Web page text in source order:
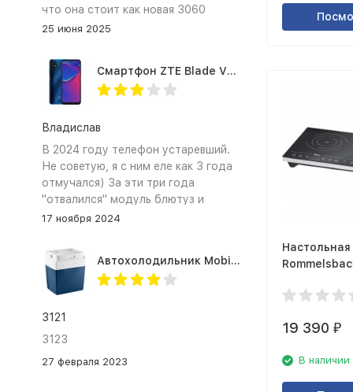
19 390 ₽
В наличии
что она стоит как новая 3060
25 июня 2025
Смартфон ZTE Blade V2020 Smart 64 Гб синий
Владислав
В 2024 году телефон устаревший.
Не советую, я с ним еле как 3 года
отмучался) За эти три года
"отвалился" модуль блютуз и
сканер отпечатка пальца
17 ноября 2024
Автохолодильник Mobicool MV26 AC/DC
3121
3123
27 февраля 2023